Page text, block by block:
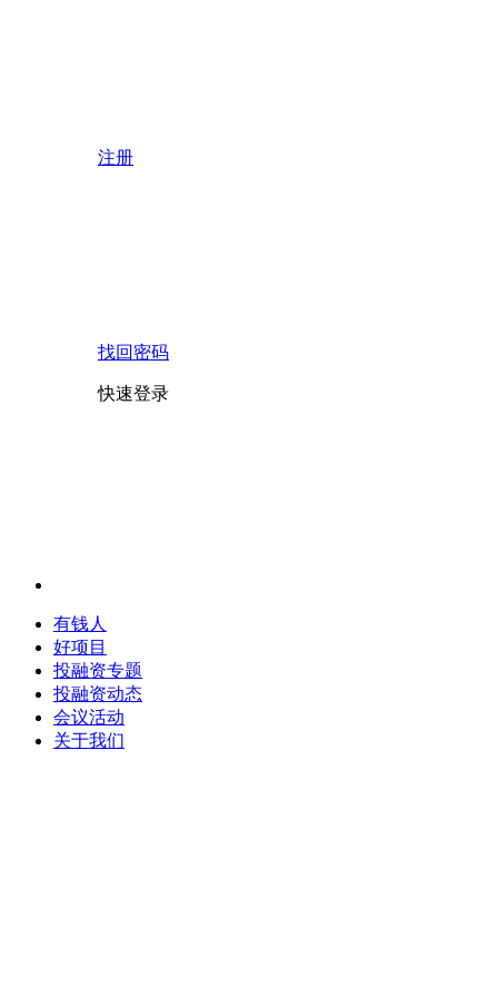
注册
找回密码
快速登录
有钱人
好项目
投融资专题
投融资动态
会议活动
关于我们